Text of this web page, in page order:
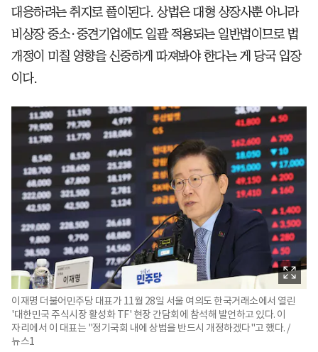
대응하려는 취지로 풀이된다. 상법은 대형 상장사뿐 아니라
비상장 중소·중견기업에도 일괄 적용되는 일반법이므로 법
개정이 미칠 영향을 신중하게 따져봐야 한다는 게 당국 입장
이다.
이재명 더불어민주당 대표가 11월 28일 서울 여의도 한국거래소에서 열린
'대한민국 주식시장 활성화 TF' 현장 간담회에 참석해 발언하고 있다. 이
자리에서 이 대표는 "정기국회 내에 상법을 반드시 개정하겠다"고 했다. /
뉴스1